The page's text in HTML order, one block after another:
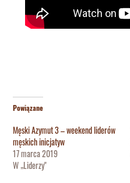
Powiązane
Męski Azymut 3 – weekend liderów
męskich inicjatyw
17 marca 2019
W „Liderzy"